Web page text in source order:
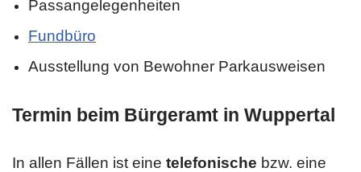
Passangelegenheiten
Fundbüro
Ausstellung von Bewohner Parkausweisen
Termin beim Bürgeramt in Wuppertal
In allen Fällen ist eine telefonische bzw. eine